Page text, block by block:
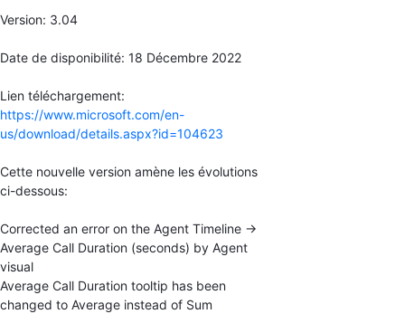
Version: 3.04
Date de disponibilité: 18 Décembre 2022
Lien téléchargement:
https://www.microsoft.com/en-
us/download/details.aspx?id=104623
Cette nouvelle version amène les évolutions
ci-dessous:
Corrected an error on the Agent Timeline ->
Average Call Duration (seconds) by Agent
visual
Average Call Duration tooltip has been
changed to Average instead of Sum